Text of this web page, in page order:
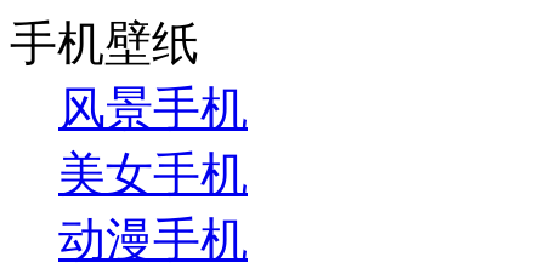
手机壁纸
风景手机
美女手机
动漫手机